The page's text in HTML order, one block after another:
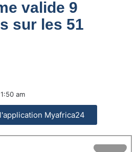
valide 9
sur les 51
am
Myafrica24